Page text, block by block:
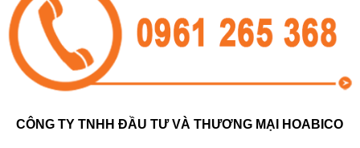
CÔNG TY TNHH ĐẦU TƯ VÀ THƯƠNG MẠI HOABICO